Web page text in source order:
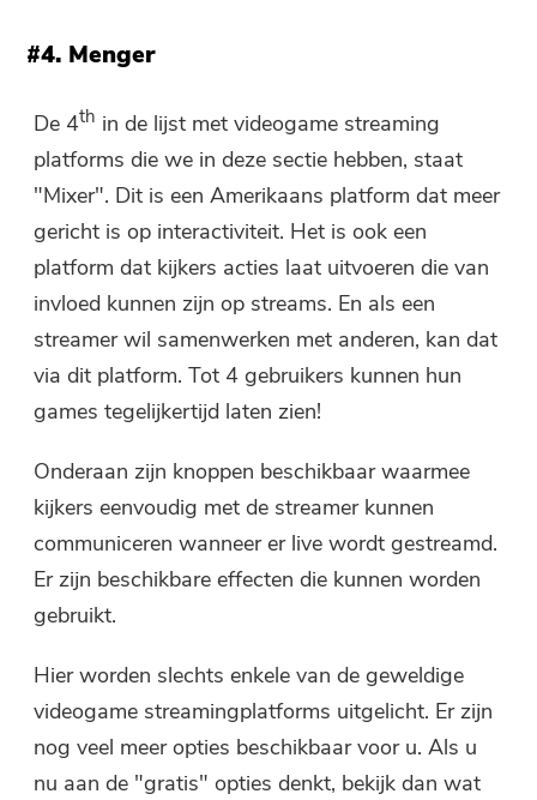
#4. Menger
De 4th in de lijst met videogame streaming
platforms die we in deze sectie hebben, staat
"Mixer". Dit is een Amerikaans platform dat meer
gericht is op interactiviteit. Het is ook een
platform dat kijkers acties laat uitvoeren die van
invloed kunnen zijn op streams. En als een
streamer wil samenwerken met anderen, kan dat
via dit platform. Tot 4 gebruikers kunnen hun
games tegelijkertijd laten zien!
Onderaan zijn knoppen beschikbaar waarmee
kijkers eenvoudig met de streamer kunnen
communiceren wanneer er live wordt gestreamd.
Er zijn beschikbare effecten die kunnen worden
gebruikt.
Hier worden slechts enkele van de geweldige
videogame streamingplatforms uitgelicht. Er zijn
nog veel meer opties beschikbaar voor u. Als u
nu aan de "gratis" opties denkt, bekijk dan wat